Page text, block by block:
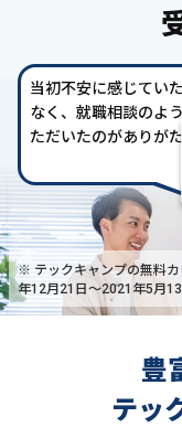
当初不安に感じてい
なく、就職相談のよ
ただいたのがありが
※ テックキャンプの無料
年12月21日〜2021年5月
豊
テッ